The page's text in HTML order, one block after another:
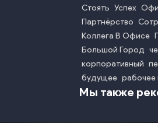
Стоять Успех
Партнёрство
Коллега В Офисе
Большой Город
корпоративный
будущее рабочее
Мы также